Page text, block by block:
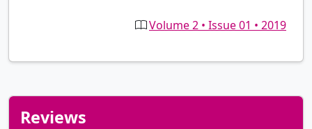
Volume 2 • Issue 01 • 2019
Reviews